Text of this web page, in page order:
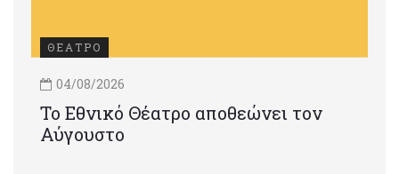
ΘΕΑΤΡΟ
04/08/2026
Το Εθνικό Θέατρο αποθεώνει τον
Αύγουστο